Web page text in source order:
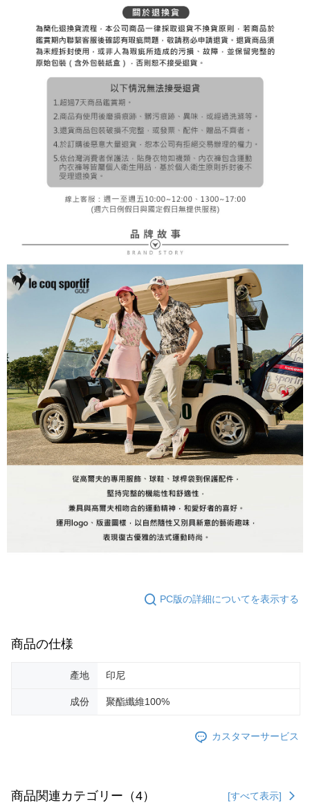
PC版の詳細についてを表示する
商品の仕様
產地 印尼
成份 聚酯纖維100%
カスタマーサービス
商品関連カテゴリー（4） [すべて表示]